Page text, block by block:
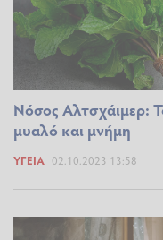
Nόσος Αλτσχάιμερ:
μυαλό και μνήμη
ΥΓΕΊΑ 02.10.2023 13:58